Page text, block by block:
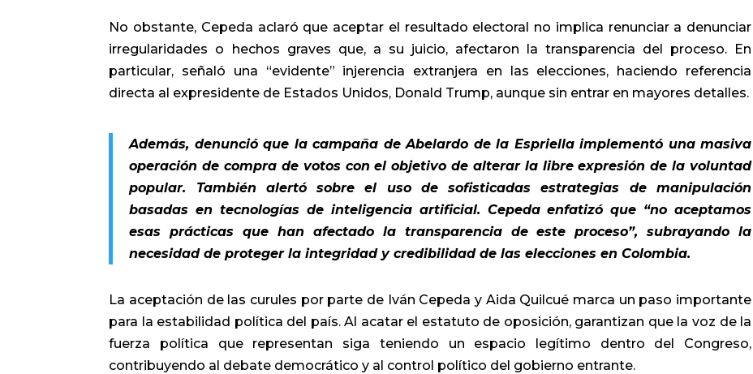
No obstante, Cepeda aclaró que aceptar el resultado electoral no implica renunciar a denunciar
irregularidades o hechos graves que, a su juicio, afectaron la transparencia del proceso. En
particular, señaló una “evidente” injerencia extranjera en las elecciones, haciendo referencia
directa al expresidente de Estados Unidos, Donald Trump, aunque sin entrar en mayores detalles.
Además, denunció que la campaña de Abelardo de la Espriella implementó una masiva
operación de compra de votos con el objetivo de alterar la libre expresión de la voluntad
popular. También alertó sobre el uso de sofisticadas estrategias de manipulación
basadas en tecnologías de inteligencia artificial. Cepeda enfatizó que “no aceptamos
esas prácticas que han afectado la transparencia de este proceso”, subrayando la
necesidad de proteger la integridad y credibilidad de las elecciones en Colombia.
La aceptación de las curules por parte de Iván Cepeda y Aida Quilcué marca un paso importante
para la estabilidad política del país. Al acatar el estatuto de oposición, garantizan que la voz de la
fuerza política que representan siga teniendo un espacio legítimo dentro del Congreso,
contribuyendo al debate democrático y al control político del gobierno entrante.